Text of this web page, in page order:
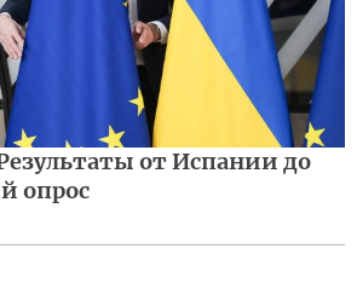
от Испании до
опрос